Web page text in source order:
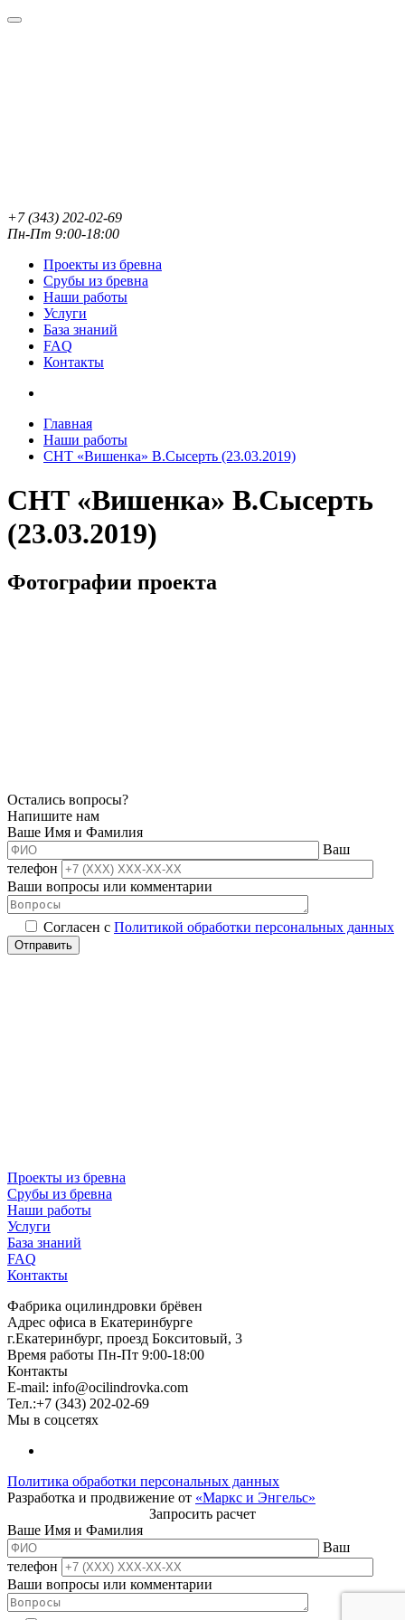
+7 (343) 202-02-69
Пн-Пт 9:00-18:00
Проекты из бревна
Срубы из бревна
Наши работы
Услуги
База знаний
FAQ
Контакты
Главная
Наши работы
СНТ «Вишенка» В.Сысерть (23.03.2019)
СНТ «Вишенка» В.Сысерть
(23.03.2019)
Фотографии проекта
Остались вопросы?
Напишите нам
Ваше Имя и Фамилия
Ваш
телефон
Ваши вопросы или комментарии
Согласен с Политикой обработки персональных данных
Проекты из бревна
Срубы из бревна
Наши работы
Услуги
База знаний
FAQ
Контакты
Фабрика оцилиндровки брёвен
Адрес офиса в Екатеринбурге
г.Екатеринбург, проезд Бокситовый, 3
Время работы Пн-Пт 9:00-18:00
Контакты
E-mail: info@ocilindrovka.com
Тел.:+7 (343) 202-02-69
Мы в соцсетях
Политика обработки персональных данных
Разработка и продвижение от «Маркс и Энгельс»
Запросить расчет
Ваше Имя и Фамилия
Ваш
телефон
Ваши вопросы или комментарии